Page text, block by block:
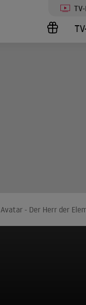
Avatar - Der Herr der